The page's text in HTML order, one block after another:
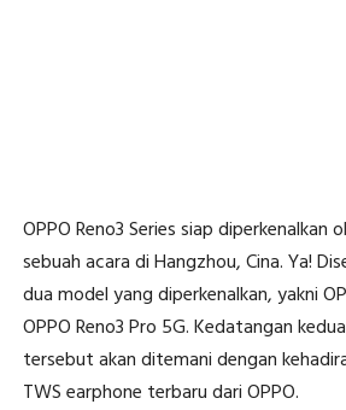
OPPO Reno3 Series siap diperkenalkan
sebuah acara di Hangzhou, Cina. Ya!
dua model yang diperkenalkan, yakni
OPPO Reno3 Pro 5G. Kedatangan
tersebut akan ditemani dengan
TWS earphone terbaru dari OPPO.